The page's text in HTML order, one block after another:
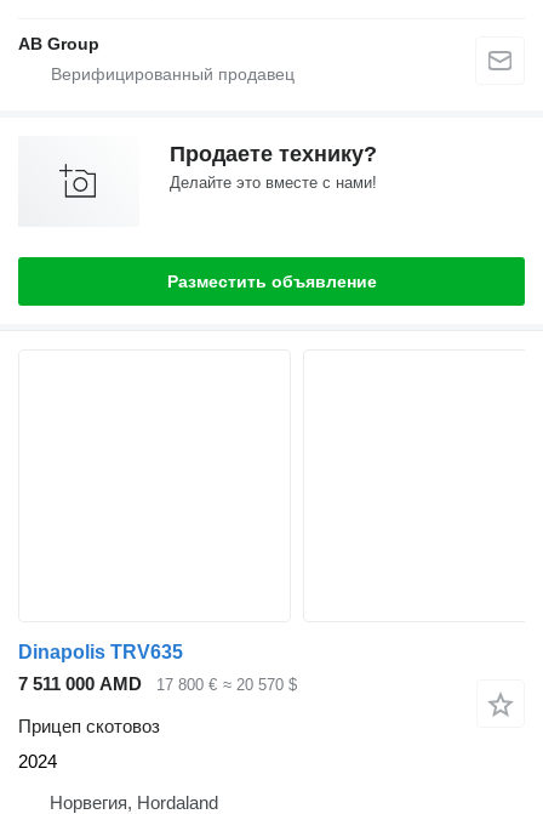
AB Group
Продаете технику?
Делайте это вместе с нами!
Разместить объявление
Dinapolis TRV635
7 511 000 AMD
17 800 € ≈ 20 570 $
Прицеп скотовоз
2024
Норвегия, Hordaland